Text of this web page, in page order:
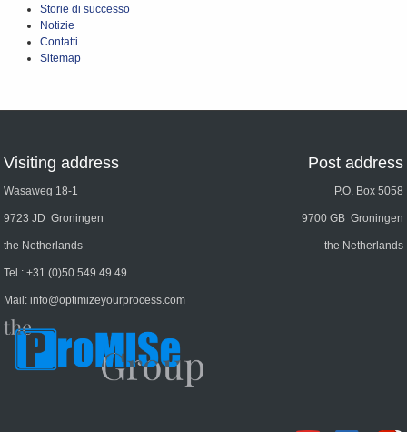
Storie di successo
Notizie
Contatti
Sitemap
Visiting address
Wasaweg 18-1
9723 JD Groningen
the Netherlands
Tel.:+31 (0)50 549 49 49
Mail:info@optimizeyourprocess.com
Post address
P.O. Box 5058
9700 GB Groningen
the Netherlands